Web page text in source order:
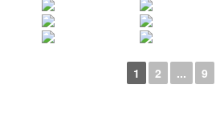
1 2 ... 9